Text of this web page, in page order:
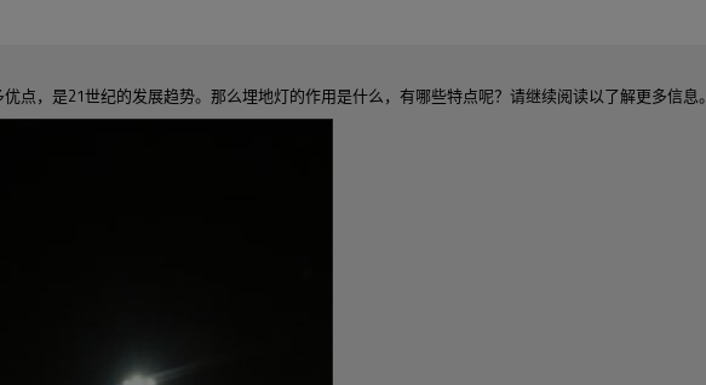
点，是21世纪的发展趋势。那么埋地灯的作用是什么，有哪些特点呢？请继续阅读以了解更多信息。